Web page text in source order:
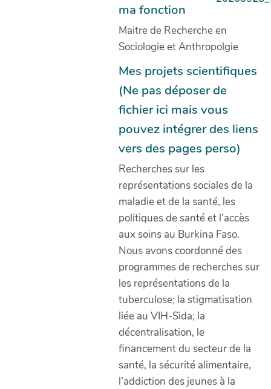
ma fonction
Maitre de Recherche en
Sociologie et Anthropolgie
Mes projets scientifiques
(Ne pas déposer de
fichier ici mais vous
pouvez intégrer des liens
vers des pages perso)
Recherches sur les
représentations sociales de la
maladie et de la santé, les
politiques de santé et l’accès
aux soins au Burkina Faso.
Nous avons coordonné des
programmes de recherches sur
les représentations de la
tuberculose; la stigmatisation
liée au VIH-Sida; la
décentralisation, le
financement du secteur de la
santé, la sécurité alimentaire,
l’addiction des jeunes à la